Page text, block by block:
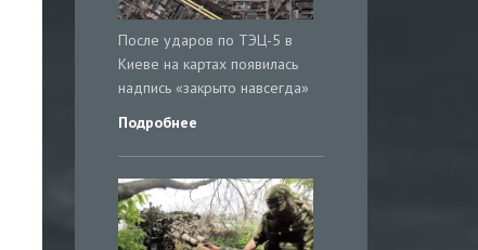
После ударов по ТЭЦ-5 в
Киеве на картах появилась
надпись «закрыто навсегда»
Подробнее